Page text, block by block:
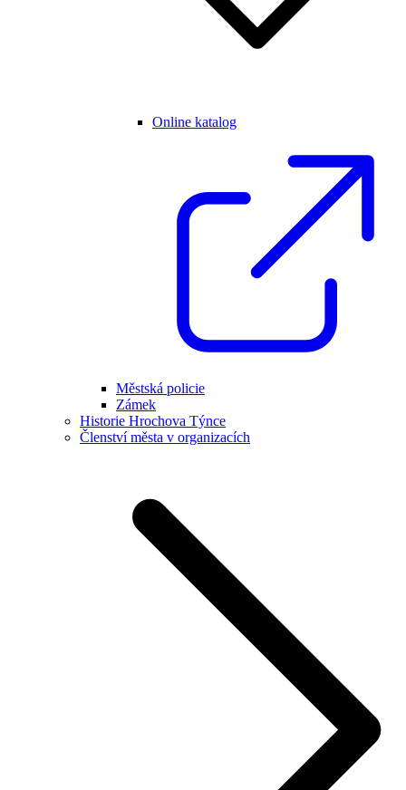
Online katalog
Městská policie
Zámek
Historie Hrochova Týnce
Členství města v organizacích